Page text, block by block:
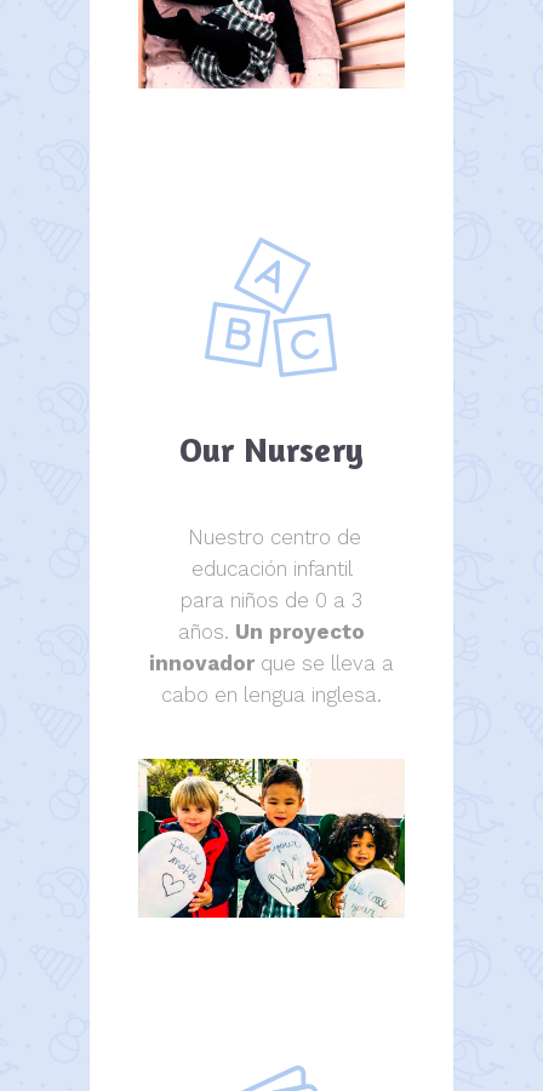
Our Nursery
Nuestro centro de
educación infantil
para niños de 0 a 3
años. Un proyecto
innovador que se lleva a
cabo en lengua inglesa.